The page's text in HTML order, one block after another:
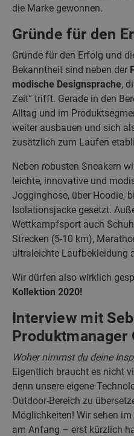
die Marke gewonnen.
Gründe für den
Gründe für den Erfolg und
Bekanntheit sind neben der
modische Designsprache,
Zeit“ trifft. Gerade in den
Alltag und im
weiter ausbauen und sich
zusätzlich zum Laufen
Neben robusten Sneakern
leichte, innovative und
Jogginghose, über Hoodie,
Isolationsjacke gesetzt.
Wettkampfsport auch
Strecken (5-10 km),
ultraleichte Laufbekleidung
Wir dürfen also wirklich
Kollektion 2020!
Interview mit
Produktmanager
Woher nimmst du deine
Eigentlich braucht es nicht
denn unsere eigene
Outdoor-Bereich zu
Möglichkeiten! Wir sehen
am Anfang – erst kürzlich